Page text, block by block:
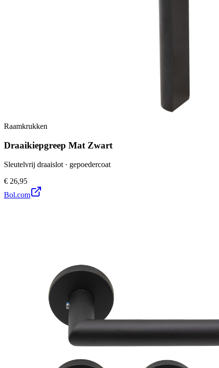
Raamkrukken
Draaikiepgreep Mat Zwart
Sleutelvrij draaislot · gepoedercoat
€ 26,95
Bol.com